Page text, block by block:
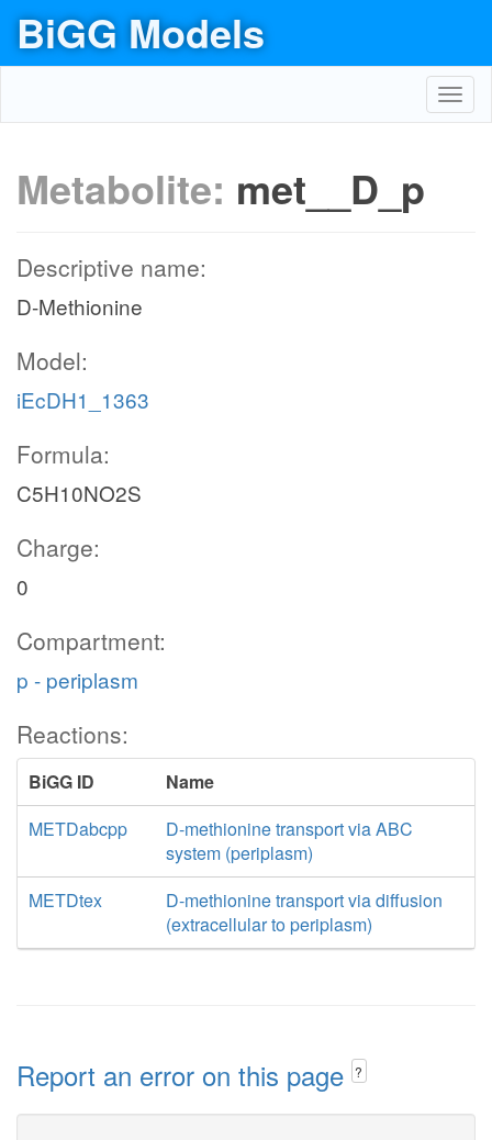
BiGG Models
Metabolite: met__D_p
Descriptive name:
D-Methionine
Model:
iEcDH1_1363
Formula:
C5H10NO2S
Charge:
0
Compartment:
p - periplasm
Reactions:
BiGG ID
Name
METDabcpp
D-methionine transport via ABC
system (periplasm)
METDtex
D-methionine transport via diffusion
(extracellular to periplasm)
Report an error on this page ?